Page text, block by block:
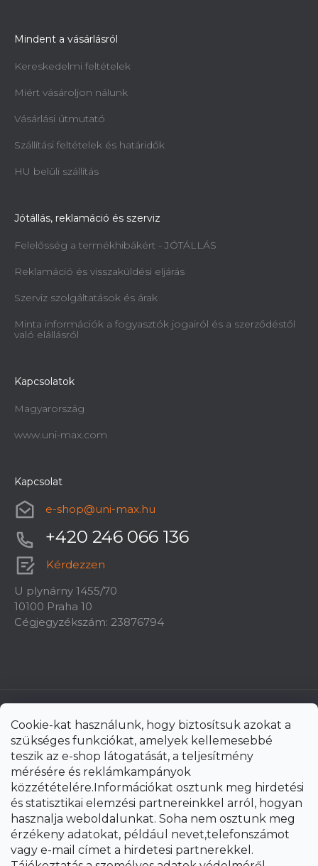
Cookie-kat használunk, hogy biztosítsuk azokat a
szükséges funkciókat, amelyek kellemesebbé
teszik az e-shop látogatását, a teljesítmény
mérésére és reklámkampányok
közzétételére.Információkat osztunk meg hirdetési
és statisztikai elemzési partnereinkkel arról, hogyan
hasznalja weboldalunkat. Soha nem osztunk meg
érzékeny adatokat, például nevet,telefonszámot
vagy e-mail címet a hirdetesi partnerekkel.
Mindent a vásárlásról
Kereskedelmi feltételek
Miért vásároljon nálunk
Vásárlási útmutató
Szállítási feltételek és határidők
HU belüli szállítás
Jótállás, reklamáció és szerviz
Felelősség a termékhibákért - JÓTÁLLÁS
Reklamáció és visszaküldési eljárás
Szerviz szolgáltatások és árak
Minta információk a fogyasztók jogairól és a szerződéstől
való elállásról
Kapcsolatok
Magyarország
www.uni-max.com
Kapcsolat
e-shop@uni-max.hu
+420 246 066 136
Kérdezzen
U plynárny 1455/70
10100 Praha 10
Cégjegyzékszám: 23876794